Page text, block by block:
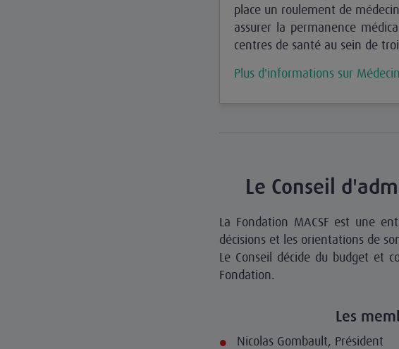
place un roulement de
assurer la permanence
centres de santé au sein de
Plus d'informations sur
Le Conseil
La Fondation MACSF est une
décisions et les orientations de
Le Conseil décide du budget et
Fondation.
Les
Nicolas Gombault, Président